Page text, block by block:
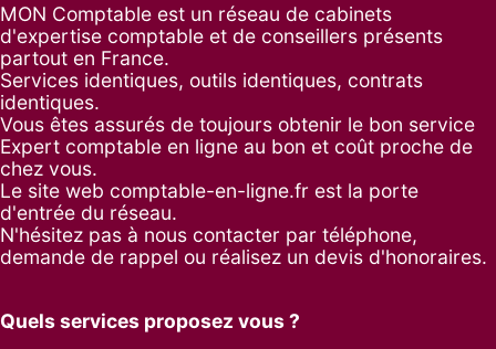
MON Comptable est un réseau de cabinets
d'expertise comptable et de conseillers présents
partout en France.
Services identiques, outils identiques, contrats
identiques.
Vous êtes assurés de toujours obtenir le bon service
Expert comptable en ligne au bon et coût proche de
chez vous.
Le site web comptable-en-ligne.fr est la porte
d'entrée du réseau.
N'hésitez pas à nous contacter par téléphone,
demande de rappel ou réalisez un devis d'honoraires.
Quels services proposez vous ?